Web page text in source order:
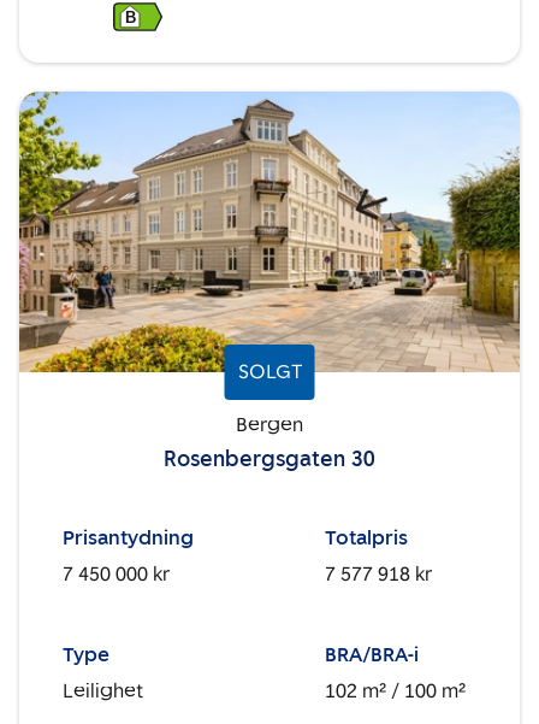
B
SOLGT
Bergen
Rosenbergsgaten 30
Prisantydning
7 450 000 kr
Totalpris
7 577 918 kr
Type
Leilighet
BRA/BRA-i
102 m² / 100 m²